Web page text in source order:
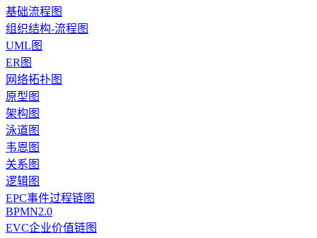
基础流程图
组织结构-流程图
UML图
ER图
网络拓扑图
原型图
架构图
泳道图
韦恩图
关系图
逻辑图
EPC事件过程链图
BPMN2.0
EVC企业价值链图